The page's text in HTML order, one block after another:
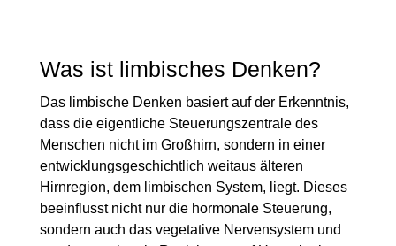
Was ist limbisches Denken?
Das limbische Denken basiert auf der Erkenntnis,
dass die eigentliche Steuerungszentrale des
Menschen nicht im Großhirn, sondern in einer
entwicklungsgeschichtlich weitaus älteren
Hirnregion, dem limbischen System, liegt. Dieses
beeinflusst nicht nur die hormonale Steuerung,
sondern auch das vegetative Nervensystem und